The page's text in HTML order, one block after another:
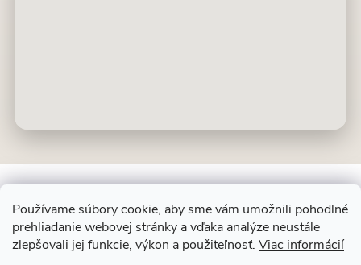
Používame súbory cookie, aby sme vám umožnili pohodlné
prehliadanie webovej stránky a vďaka analýze neustále
zlepšovali jej funkcie, výkon a použiteľnosť. Viac informácií
ALIT SLOVAKIA